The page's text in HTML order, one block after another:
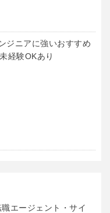
ジニアに強いおすすめ
経験OKあり
エージェント・サイ